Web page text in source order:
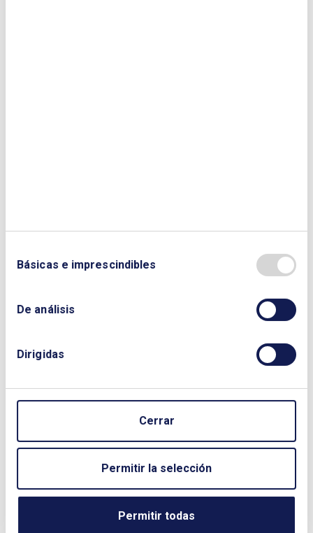
Básicas e imprescindibles
De análisis
Dirigidas
Cerrar
Permitir la selección
Permitir todas
Seminario
COSTE